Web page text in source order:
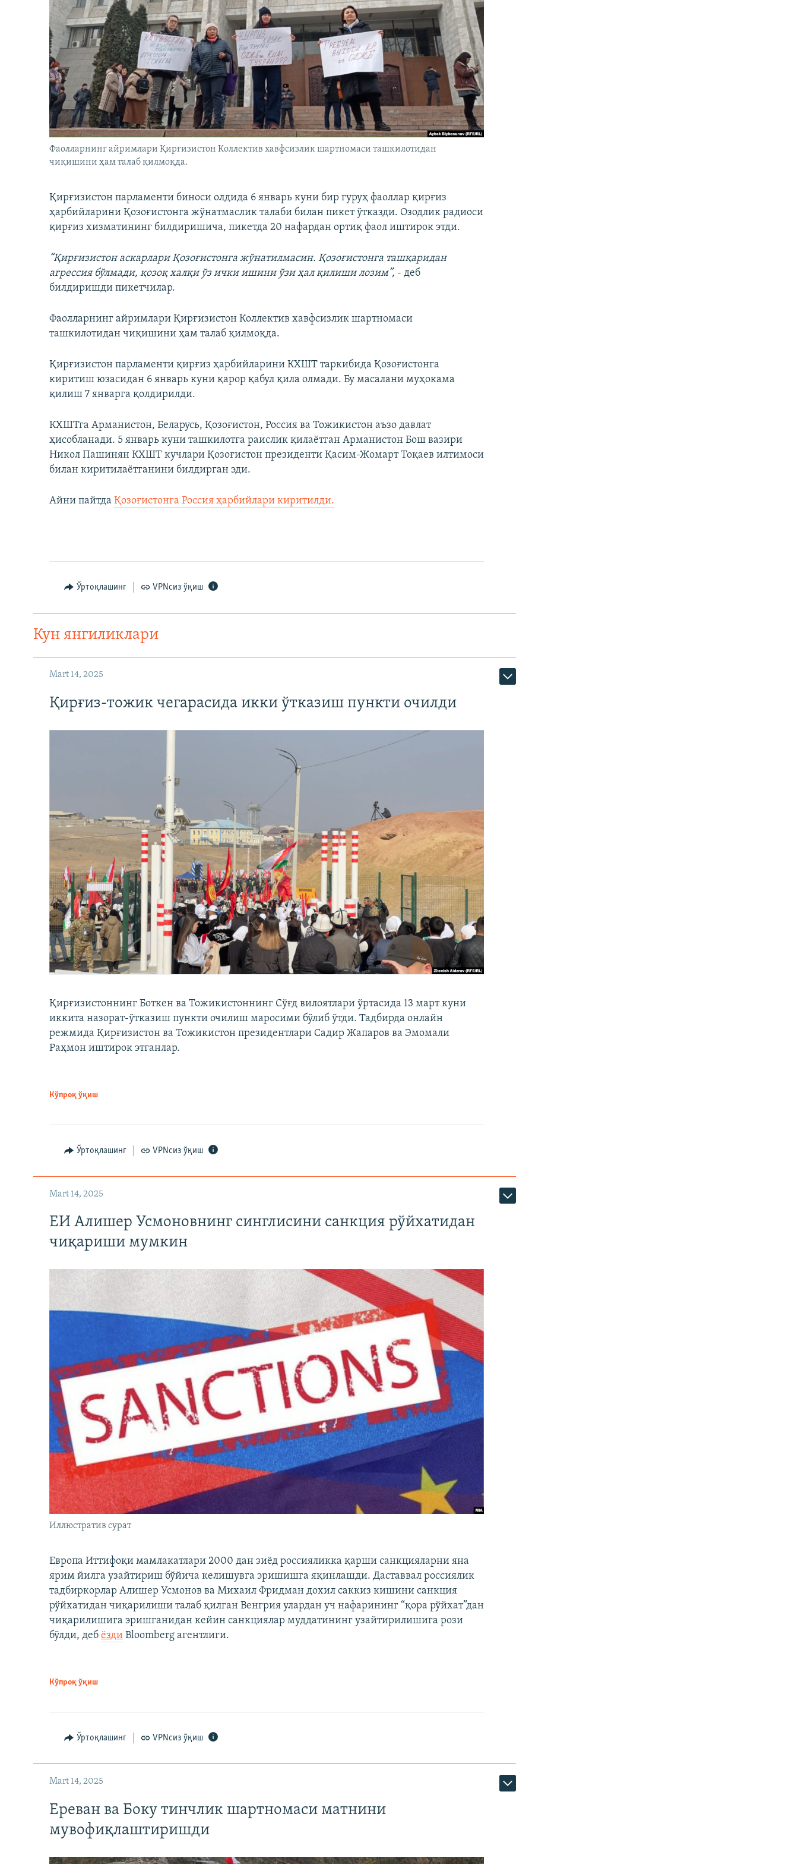
Фаолларнинг айримлари Қирғизистон Коллектив хавфсизлик шартномаси ташкилотидан
чиқишини ҳам талаб қилмоқда.
Қирғизистон парламенти биноси олдида 6 январь куни бир гуруҳ фаоллар қирғиз
ҳарбийларини Қозоғистонга жўнатмаслик талаби билан пикет ўтказди. Озодлик радиоси
қирғиз хизматининг билдиришича, пикетда 20 нафардан ортиқ фаол иштирок этди.
“Қирғизистон аскарлари Қозоғистонга жўнатилмасин. Қозоғистонга ташқаридан
агрессия бўлмади, қозоқ халқи ўз ички ишини ўзи ҳал қилиши лозим”, - деб
билдиришди пикетчилар.
Фаолларнинг айримлари Қирғизистон Коллектив хавфсизлик шартномаси
ташкилотидан чиқишини ҳам талаб қилмоқда.
Қирғизистон парламенти қирғиз ҳарбийларини КХШТ таркибида Қозоғистонга
киритиш юзасидан 6 январь куни қарор қабул қила олмади. Бу масалани муҳокама
қилиш 7 январга қолдирилди.
КХШТга Арманистон, Беларусь, Қозоғистон, Россия ва Тожикистон аъзо давлат
ҳисобланади. 5 январь куни ташкилотга раислик қилаётган Арманистон Бош вазири
Никол Пашинян КХШТ кучлари Қозоғистон президенти Қасим-Жомарт Тоқаев илтимоси
билан киритилаётганини билдирган эди.
Айни пайтда Қозоғистонга Россия ҳарбийлари киритилди.
Ўртоқлашинг VPNсиз ўқиш
Кун янгиликлари
Mart 14, 2025
Қирғиз-тожик чегарасида икки ўтказиш пункти очилди
Қирғизистоннинг Боткен ва Тожикистоннинг Сўғд вилоятлари ўртасида 13 март куни
иккита назорат-ўтказиш пункти очилиш маросими бўлиб ўтди. Тадбирда онлайн
режмида Қирғизистон ва Тожикистон президентлари Садир Жапаров ва Эмомали
Раҳмон иштирок этганлар.
Кўпроқ ўқиш
Ўртоқлашинг VPNсиз ўқиш
Mart 14, 2025
ЕИ Алишер Усмоновнинг синглисини санкция рўйхатидан
чиқариши мумкин
Иллюстратив сурат
Европа Иттифоқи мамлакатлари 2000 дан зиёд россияликка қарши санкцияларни яна
ярим йилга узайтириш бўйича келишувга эришишга яқинлашди. Даставвал россиялик
тадбиркорлар Алишер Усмонов ва Михаил Фридман дохил саккиз кишини санкция
рўйхатидан чиқарилиши талаб қилган Венгрия улардан уч нафарининг “қора рўйхат”дан
чиқарилишига эришганидан кейин санкциялар муддатининг узайтирилишига рози
бўлди, деб ёзди Bloomberg агентлиги.
Кўпроқ ўқиш
Ўртоқлашинг VPNсиз ўқиш
Mart 14, 2025
Ереван ва Боку тинчлик шартномаси матнини
мувофиқлаштиришди